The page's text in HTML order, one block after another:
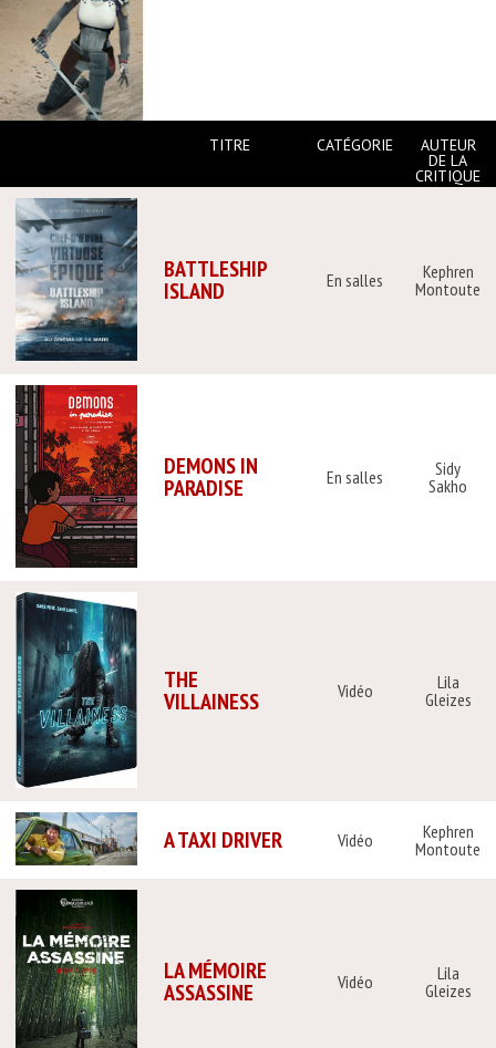
TITRE CATÉGORIE AUTEUR
DE LA
CRITIQUE
BATTLESHIP
ISLAND En salles
Kephren
Montoute
DEMONS IN
PARADISE En salles
Sidy
Sakho
THE
VILLAINESS Vidéo
Lila
Gleizes
A TAXI DRIVER Vidéo
Kephren
Montoute
LA MÉMOIRE
ASSASSINE Vidéo
Lila
Gleizes